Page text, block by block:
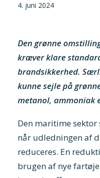
4. juni 2024
Den grønne
kræver klare
brandsikkerhed.
kunne sejle på
metanol, ammoniak
Den maritime
når udledningen af
reduceres. En
brugen af nye